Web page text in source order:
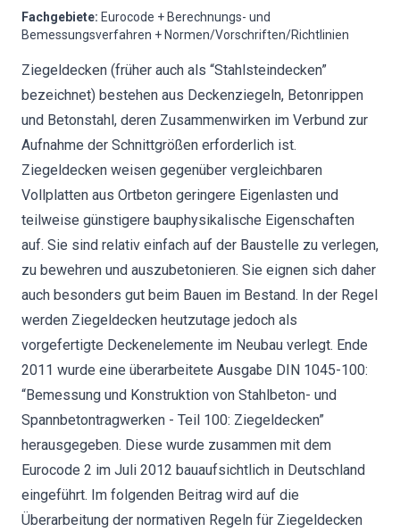
Fachgebiete: Eurocode + Berechnungs- und
Bemessungsverfahren + Normen/Vorschriften/Richtlinien
Ziegeldecken (früher auch als “Stahlsteindecken”
bezeichnet) bestehen aus Deckenziegeln, Betonrippen
und Betonstahl, deren Zusammenwirken im Verbund zur
Aufnahme der Schnittgrößen erforderlich ist.
Ziegeldecken weisen gegenüber vergleichbaren
Vollplatten aus Ortbeton geringere Eigenlasten und
teilweise günstigere bauphysikalische Eigenschaften
auf. Sie sind relativ einfach auf der Baustelle zu verlegen,
zu bewehren und auszubetonieren. Sie eignen sich daher
auch besonders gut beim Bauen im Bestand. In der Regel
werden Ziegeldecken heutzutage jedoch als
vorgefertigte Deckenelemente im Neubau verlegt. Ende
2011 wurde eine überarbeitete Ausgabe DIN 1045-100:
“Bemessung und Konstruktion von Stahlbeton- und
Spannbetontragwerken - Teil 100: Ziegeldecken”
herausgegeben. Diese wurde zusammen mit dem
Eurocode 2 im Juli 2012 bauaufsichtlich in Deutschland
eingeführt. Im folgenden Beitrag wird auf die
Überarbeitung der normativen Regeln für Ziegeldecken